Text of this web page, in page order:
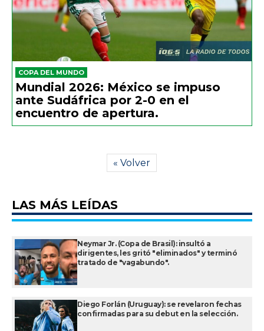
COPA DEL MUNDO
Mundial 2026: México se impuso
ante Sudáfrica por 2-0 en el
encuentro de apertura.
« Volver
LAS MÁS LEÍDAS
Neymar Jr. (Copa de Brasil): insultó a
dirigentes, les gritó "eliminados" y terminó
tratado de "vagabundo".
Diego Forlán (Uruguay): se revelaron fechas
confirmadas para su debut en la selección.